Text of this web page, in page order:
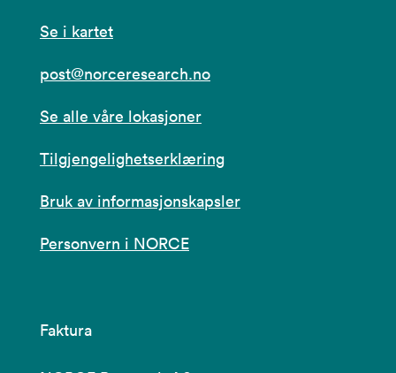
Se i kartet
post@norceresearch.no
Se alle våre lokasjoner
Tilgjengelighetserklæring
Bruk av informasjonskapsler
Personvern i NORCE
Faktura